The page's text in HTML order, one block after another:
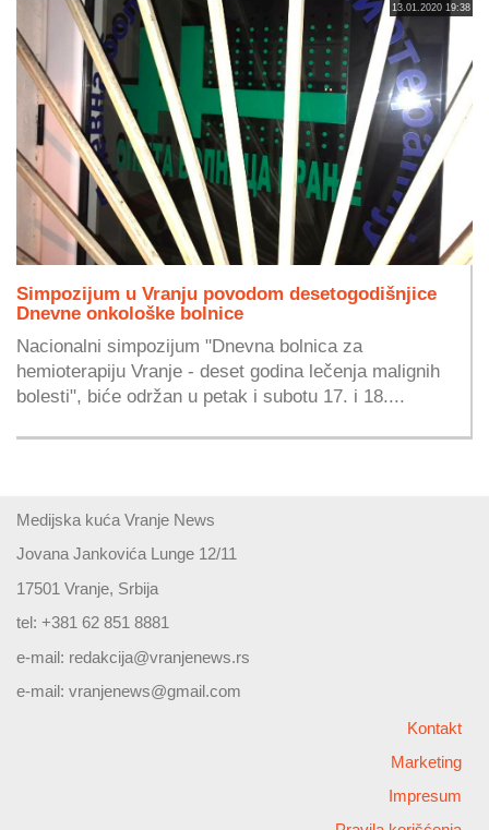
13.01.2020 19:38
Simpozijum u Vranju povodom desetogodišnjice
Dnevne onkološke bolnice
Nacionalni simpozijum "Dnevna bolnica za
hemioterapiju Vranje - deset godina lečenja malignih
bolesti", biće održan u petak i subotu 17. i 18....
Medijska kuća Vranje News
Jovana Jankovića Lunge 12/11
17501 Vranje, Srbija
tel: +381 62 851 8881
e-mail: redakcija@vranjenews.rs
e-mail: vranjenews@gmail.com
Kontakt
Marketing
Impresum